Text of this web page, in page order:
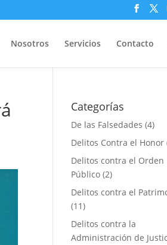
Nosotros Servicios Contacto
Categorías
De las Falsedades (4)
Delitos Contra el Honor
Delitos contra el Orden
Público (2)
Delitos contra el
(11)
Delitos contra la
Administración de